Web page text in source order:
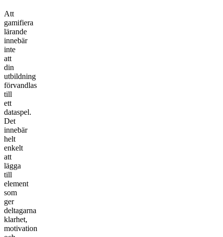
Att
gamifiera
lärande
innebär
inte
att
din
utbildning
förvandlas
till
ett
dataspel.
Det
innebär
helt
enkelt
att
lägga
till
element
som
ger
deltagarna
klarhet,
motivation